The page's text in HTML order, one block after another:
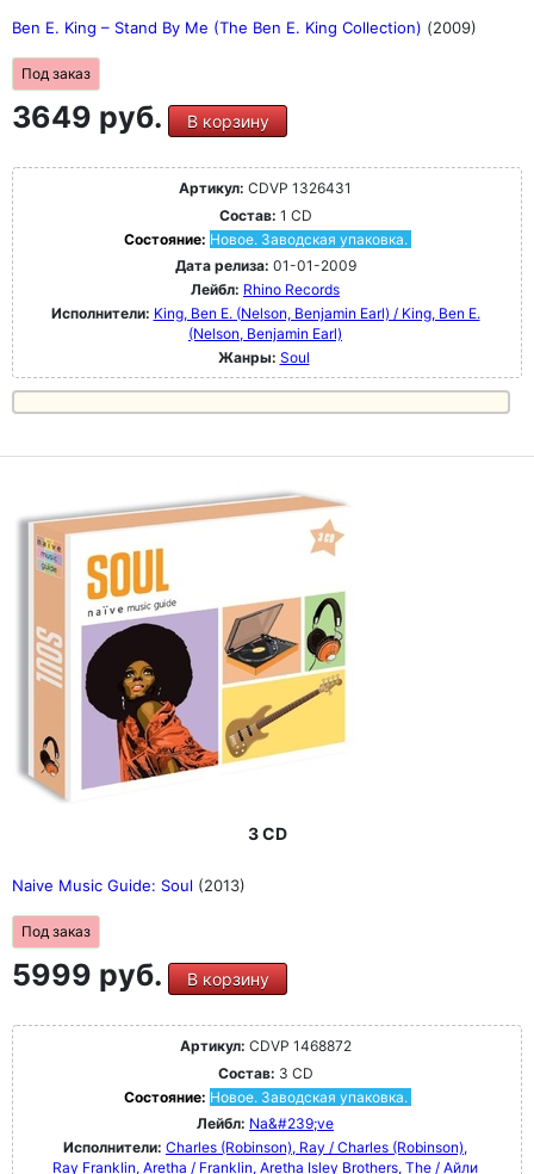
Ben E. King ‎– Stand By Me (The Ben E. King Collection) (2009)
Под заказ
3649 руб. В корзину
Артикул: CDVP 1326431
Состав: 1 CD
Состояние: Новое. Заводская упаковка.
Дата релиза: 01-01-2009
Лейбл: Rhino Records
Исполнители: King, Ben E. (Nelson, Benjamin Earl) / King, Ben E.
(Nelson, Benjamin Earl)
Жанры: Soul
3 CD
Naive Music Guide: Soul (2013)
Под заказ
5999 руб. В корзину
Артикул: CDVP 1468872
Состав: 3 CD
Состояние: Новое. Заводская упаковка.
Лейбл: Na&#239;ve
Исполнители: Charles (Robinson), Ray / Charles (Robinson),
Ray Franklin, Aretha / Franklin, Aretha Isley Brothers, The / Айли